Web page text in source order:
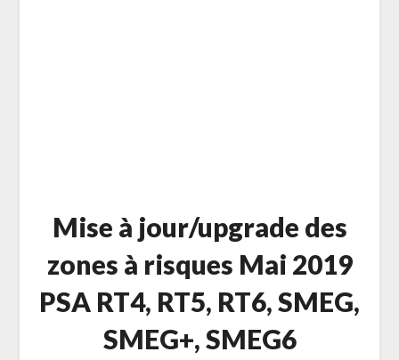
Mise à jour/upgrade des
zones à risques Mai 2019
PSA RT4, RT5, RT6, SMEG,
SMEG+, SMEG6